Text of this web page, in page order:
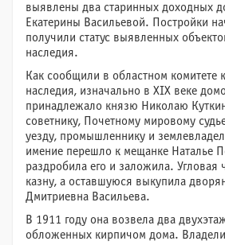
выявлены два старинных доходных
Екатерины Васильевой. Постройки
получили статус выявленных
наследия.
Как сообщили в областном комитете
наследия, изначально в XIX веке
принадлежало князю Николаю
советнику, Почетному мировому
уезду, промышленнику и
имение перешло к мещанке Наталье
раздробила его и заложила. Угловая
казну, а оставшуюся выкупила
Дмитриевна Васильева.
В 1911 году она возвела два
обложенных кирпичом дома.